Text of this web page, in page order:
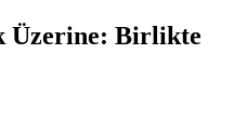
Üzerine: Birlikte